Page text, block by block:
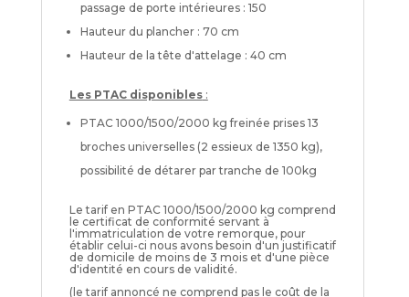
passage de porte intérieures : 150
Hauteur du plancher : 70 cm
Hauteur de la tête d'attelage : 40 cm
Les PTAC disponibles:
PTAC 1000/1500/2000 kg freinée prises 13
broches universelles (2 essieux de 1350 kg),
possibilité de détarer par tranche de 100kg
Le tarif en PTAC 1000/1500/2000 kg comprend
le certificat de conformité servant à
l'immatriculation de votre remorque, pour
établir celui-ci nous avons besoin d'un justificatif
de domicile de moins de 3 mois et d'une pièce
d'identité en cours de validité.
(le tarif annoncé ne comprend pas le coût de la